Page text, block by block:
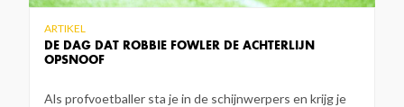
DE DAG DAT ROBBIE FOWLER DE ACHTERLIJN
OPSNOOF
ARTIKEL
Als profvoetballer sta je in de schijnwerpers en krijg je